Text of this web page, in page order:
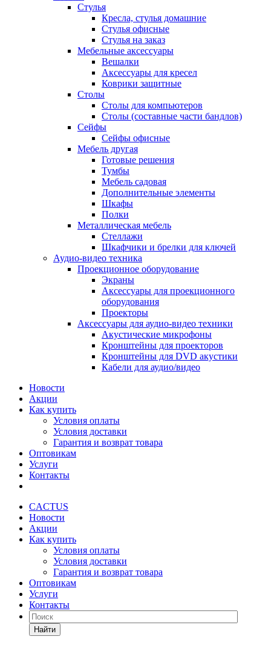
Стулья
Кресла, стулья домашние
Стулья офисные
Стулья на заказ
Мебельные аксессуары
Вешалки
Аксессуары для кресел
Коврики защитные
Столы
Столы для компьютеров
Столы (составные части бандлов)
Сейфы
Сейфы офисные
Мебель другая
Готовые решения
Тумбы
Мебель садовая
Дополнительные элементы
Шкафы
Полки
Металлическая мебель
Стеллажи
Шкафчики и брелки для ключей
Аудио-видео техника
Проекционное оборудование
Экраны
Аксессуары для проекционного
оборудования
Проекторы
Аксессуары для аудио-видео техники
Акустические микрофоны
Кронштейны для проекторов
Кронштейны для DVD акустики
Кабели для аудио/видео
Новости
Акции
Как купить
Условия оплаты
Условия доставки
Гарантия и возврат товара
Оптовикам
Услуги
Контакты
CACTUS
Новости
Акции
Как купить
Условия оплаты
Условия доставки
Гарантия и возврат товара
Оптовикам
Услуги
Контакты
Найти